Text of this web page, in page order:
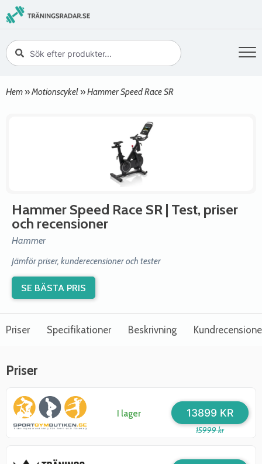
Hem »Motionscykel »Hammer Speed Race SR
Hammer Speed Race SR | Test, priser
och recensioner
Hammer
Jämför priser, kunderecensioner och tester
SE BÄSTA PRIS
Priser Specifikationer Beskrivning
Priser
I lager
15999 kr
13899 KR